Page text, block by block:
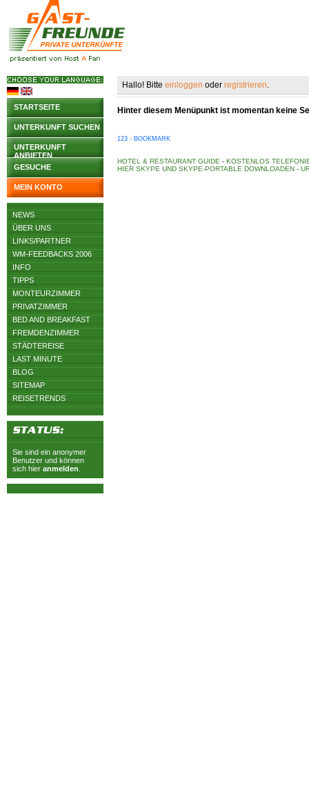
STARTSEITE
UNTERKUNFT SUCHEN
UNTERKUNFT
ANBIETEN
GESUCHE
MEIN KONTO
NEWS
ÜBER UNS
LINKS/PARTNER
WM-FEEDBACKS 2006
INFO
TIPPS
MONTEURZIMMER
PRIVATZIMMER
BED AND BREAKFAST
FREMDENZIMMER
STÄDTEREISE
LAST MINUTE
BLOG
SITEMAP
REISETRENDS
Sie sind ein anonymer
Benutzer und können
sich hier anmelden
Hallo! Bitte einloggen oder registrieren.
Hinter diesem Menüpunkt ist momentan keine
123 - BOOKMARK
HOTEL & RESTAURANT GUIDE - KOSTENLOS
HIER SKYPE UND SKYPE-PORTABLE DOWNLOADEN -